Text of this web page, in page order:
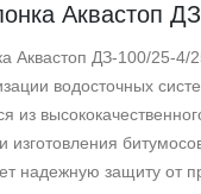
Аквастоп
Аквастоп ДЗ-100/25-
водосточных
из
изготовления
надежную защиту от